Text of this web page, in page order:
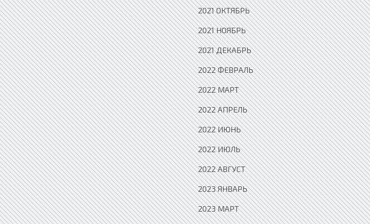
2021 ОКТЯБРЬ
2021 НОЯБРЬ
2021 ДЕКАБРЬ
2022 ФЕВРАЛЬ
2022 МАРТ
2022 АПРЕЛЬ
2022 ИЮНЬ
2022 ИЮЛЬ
2022 АВГУСТ
2023 ЯНВАРЬ
2023 МАРТ